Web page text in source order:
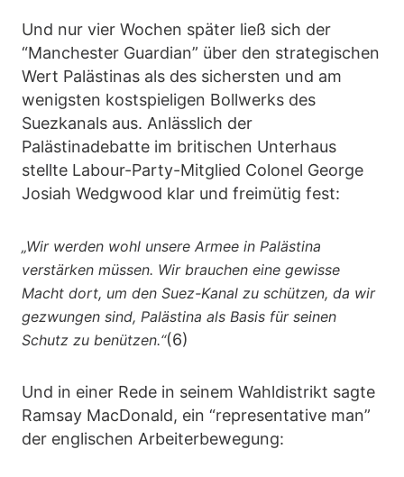
Und nur vier Wochen später ließ sich der
“Manchester Guardian” über den strategischen
Wert Palästinas als des sichersten und am
wenigsten kostspieligen Bollwerks des
Suezkanals aus. Anlässlich der
Palästinadebatte im britischen Unterhaus
stellte Labour-Party-Mitglied Colonel George
Josiah Wedgwood klar und freimütig fest:
„Wir werden wohl unsere Armee in Palästina
verstärken müssen. Wir brauchen eine gewisse
Macht dort, um den Suez-Kanal zu schützen, da wir
gezwungen sind, Palästina als Basis für seinen
Schutz zu benützen.“(6)
Und in einer Rede in seinem Wahldistrikt sagte
Ramsay MacDonald, ein “representative man”
der englischen Arbeiterbewegung: